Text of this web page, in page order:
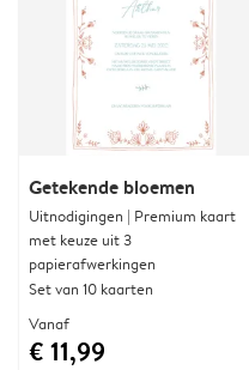
Getekende bloemen
Uitnodigingen | Premium kaart
met keuze uit 3
papierafwerkingen
Set van 10 kaarten
Vanaf
€ 11,99